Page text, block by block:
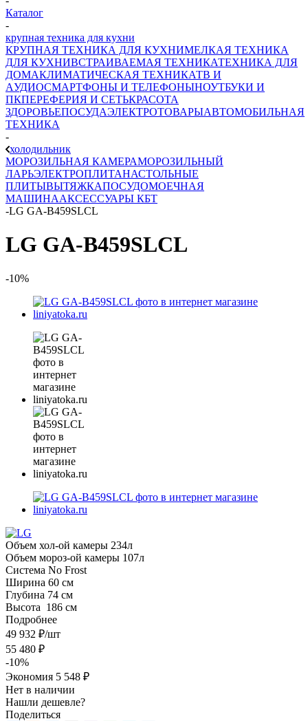
Каталог
-
крупная техника для кухни
КРУПНАЯ ТЕХНИКА ДЛЯ КУХНИМЕЛКАЯ ТЕХНИКА
ДЛЯ КУХНИВСТРАИВАЕМАЯ ТЕХНИКАТЕХНИКА ДЛЯ
ДОМАКЛИМАТИЧЕСКАЯ ТЕХНИКАТВ И
AУДИОСМАРТФОНЫ И ТЕЛЕФОНЫНОУТБУКИ И
ПКПЕРЕФЕРИЯ И СЕТЬКРАСОТА
ЗДОРОВЬЕПОСУДАЭЛЕКТРОТОВАРЫАВТОМОБИЛЬНАЯ
ТЕХНИКА
-
холодильник
МОРОЗИЛЬНАЯ КАМЕРАМОРОЗИЛЬНЫЙ
ЛАРЬЭЛЕКТРОПЛИТАНАСТОЛЬНЫЕ
ПЛИТЫВЫТЯЖКАПОСУДОМОЕЧНАЯ
МАШИНААКСЕССУАРЫ КБТ
-LG GA-В459SLCL
LG GA-В459SLCL
-10%
Объем хол-ой камеры 234л
Объем мороз-ой камеры 107л
Система No Frost
Ширина 60 см
Глубина 74 см
Высота 186 см
Подробнее
49 932 ₽/шт
55 480 ₽
-10%
Экономия 5 548 ₽
Нет в наличии
Нашли дешевле?
Поделиться